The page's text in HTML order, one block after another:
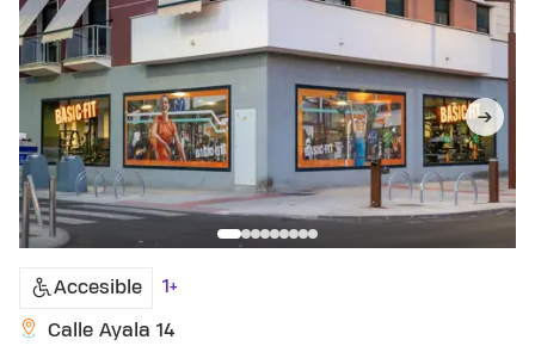
Accesible 1+
Calle Ayala 14